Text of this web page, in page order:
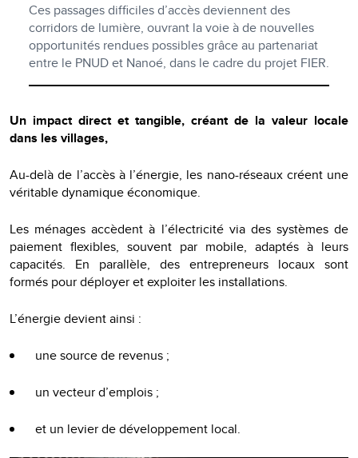
Ces passages difficiles d’accès deviennent des
corridors de lumière, ouvrant la voie à de nouvelles
opportunités rendues possibles grâce au partenariat
entre le PNUD et Nanoé, dans le cadre du projet FIER.
Un impact direct et tangible, créant de la valeur locale
dans les villages,
Au-delà de l’accès à l’énergie, les nano-réseaux créent une
véritable dynamique économique.
Les ménages accèdent à l’électricité via des systèmes de
paiement flexibles, souvent par mobile, adaptés à leurs
capacités. En parallèle, des entrepreneurs locaux sont
formés pour déployer et exploiter les installations.
L’énergie devient ainsi :
une source de revenus ;
un vecteur d’emplois ;
et un levier de développement local.